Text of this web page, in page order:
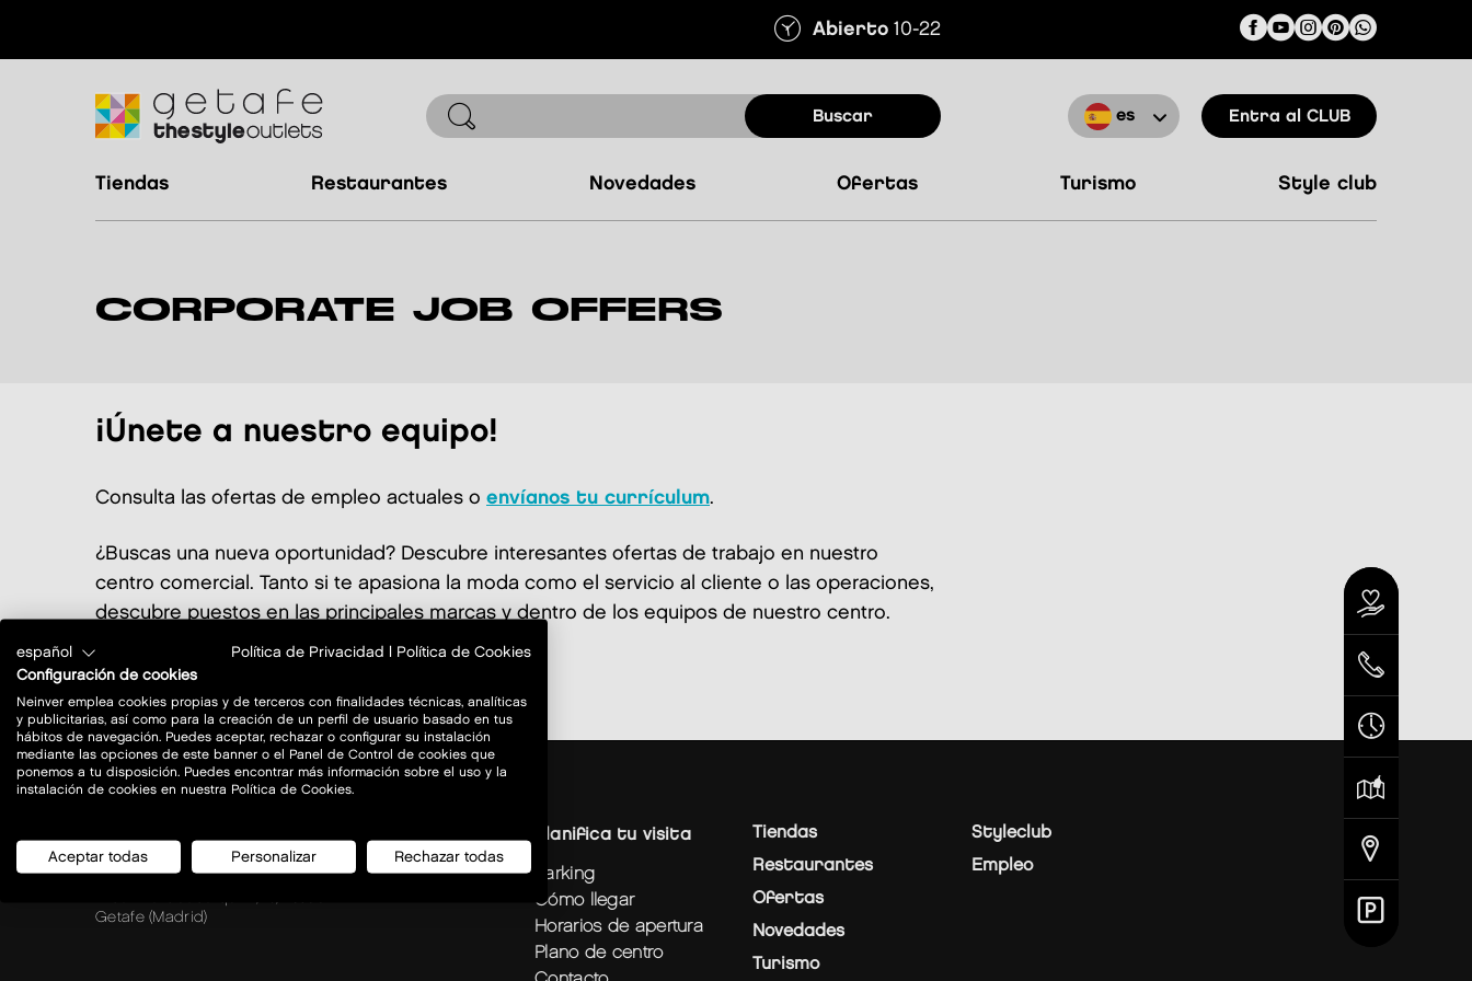
Abierto10-22
buscar es Entra al CLUB
tiendas restaurantes novedades ofertas turismo style club
CORPORATE JOB OFFERS
¡Únete a nuestro equipo!
Consulta las ofertas de empleo actuales o envíanos tu currículum.
¿Buscas una nueva oportunidad? Descubre interesantes ofertas de trabajo en nuestro
centro comercial. Tanto si te apasiona la moda como el servicio al cliente o las operaciones,
descubre puestos en las principales marcas y dentro de los equipos de nuestro centro.
all categories
Getafe (Madrid)
planifica tu visita
parking
cómo llegar
horarios de apertura
plano de centro
Tiendas
Restaurantes
Ofertas
Novedades
Turismo
Styleclub
Empleo
español Política de Privacidad
Política de Cookies
Configuración de cookies
Neinver emplea cookies propias y de terceros con finalidades técnicas, analíticas
y publicitarias, así como para la creación de un perfil de usuario basado en tus
hábitos de navegación. Puedes aceptar, rechazar o configurar su instalación
mediante las opciones de este banner o el Panel de Control de cookies que
ponemos a tu disposición. Puedes encontrar más información sobre el uso y la
instalación de cookies en nuestra Política de Cookies.
Aceptar todas Personalizar Rechazar todas